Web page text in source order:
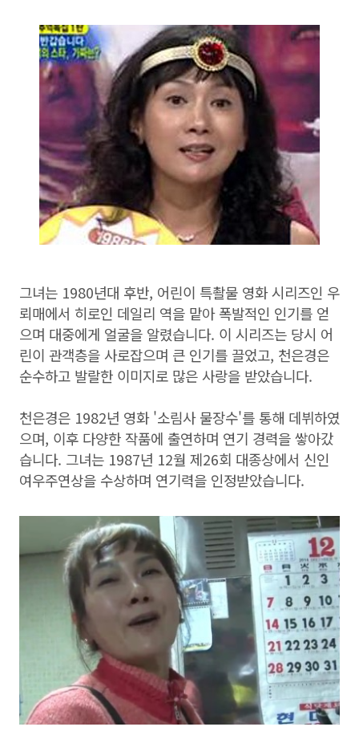
그녀는 1980년대 후반, 어린이 특촬물 영화 시리즈인 우
뢰매에서 히로인 데일리 역을 맡아 폭발적인 인기를 얻
으며 대중에게 얼굴을 알렸습니다. 이 시리즈는 당시 어
린이 관객층을 사로잡으며 큰 인기를 끌었고, 천은경은
순수하고 발랄한 이미지로 많은 사랑을 받았습니다.
천은경은 1982년 영화 '소림사 물장수'를 통해 데뷔하였
으며, 이후 다양한 작품에 출연하며 연기 경력을 쌓아갔
습니다. 그녀는 1987년 12월 제26회 대종상에서 신인
여우주연상을 수상하며 연기력을 인정받았습니다.